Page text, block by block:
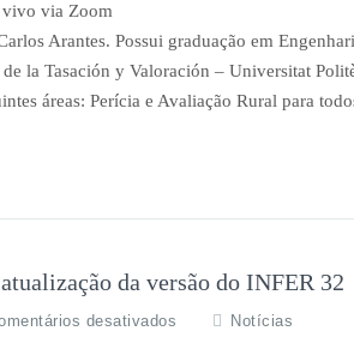
via Zoom
Arantes. Possui graduação em
la Tasación y Valoración – Universitat
áreas: Perícia e Avaliação Rural para
da versão do INFER 32
desativados Notícias